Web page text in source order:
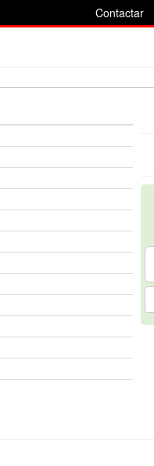
Contactar